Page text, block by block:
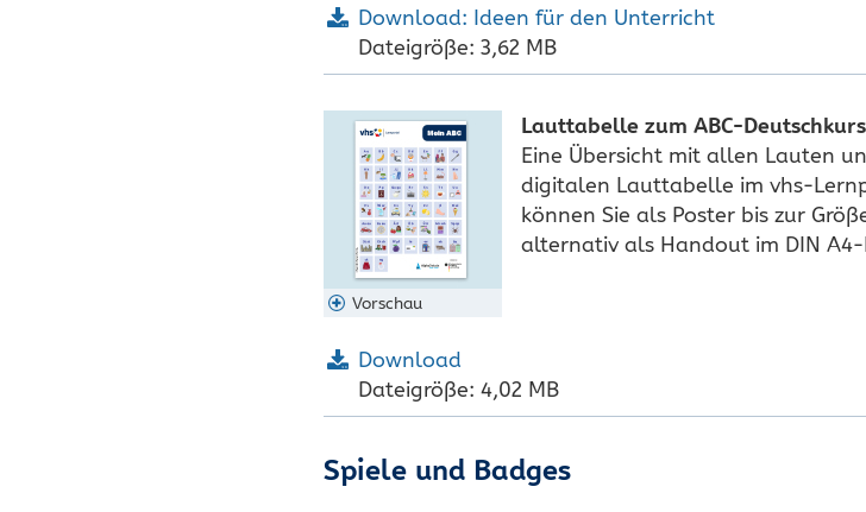
Download: Ideen für den Unterricht
Dateigröße: 3,62 MB
Vorschau
Lauttabelle zum ABC-Deutschkurs
Eine Übersicht mit allen Lauten
digitalen Lauttabelle im vhs-
können Sie als Poster bis zur
alternativ als Handout im DIN
Download
Dateigröße: 4,02 MB
Spiele und Badges